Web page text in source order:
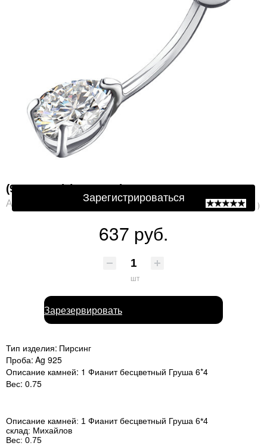
(94060071) (Пирсинг) Ag 925
Артикул: 94060071 ( 0 )
637 руб.
шт
Зарезервировать
Тип изделия: Пирсинг
Проба: Ag 925
Описание камней: 1 Фианит бесцветный Груша 6*4
Вес: 0.75
Описание камней: 1 Фианит бесцветный Груша 6*4
склад: Михайлов
Вес: 0.75
Защита от автоматической регистрации
Зарегистрироваться